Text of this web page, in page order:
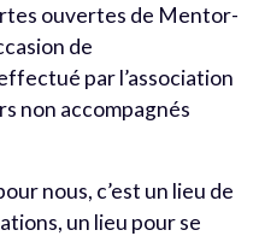
ouvertes de Mentor-
de
par l’association
non accompagnés
nous, c’est un lieu de
un lieu pour se